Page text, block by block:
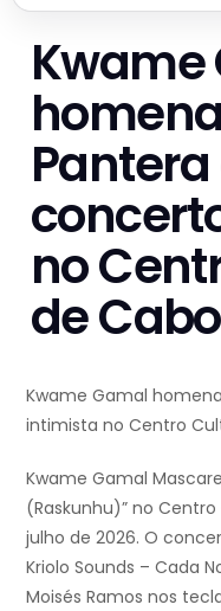
Kwame
no
de
Kwame Gamal
intimista no Centro
Kwame Gamal
(Raskunhu)” no Centro
julho de 2026. O
Kriolo Sounds – Cada
Moisés Ramos nos